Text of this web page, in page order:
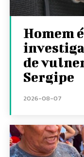
Homem
de
Sergipe
2026-08-07